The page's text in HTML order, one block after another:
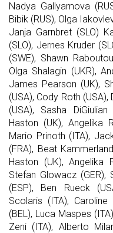
Nadya Gallyamova
Bibik (RUS), Olga
Janja Garnbret (SLO)
(SLO), Jernes Kruder
(SWE), Shawn
Olga Shalagin (UKR),
James Pearson (UK),
(USA), Cody Roth
(USA), Sasha
Haston (UK), Angelika
Mario Prinoth (ITA),
(FRA), Beat
Haston (UK), Angelika
Stefan Glowacz (GER),
(ESP), Ben Rueck
Scolaris (ITA), Caroline
(BEL), Luca Maspes
Zeni (ITA), Alberto